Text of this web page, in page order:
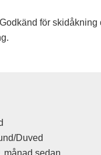
för skidåkning
Duved
månad sedan